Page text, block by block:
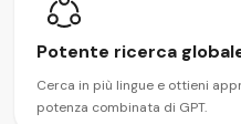
Potente ricerca
Cerca in più lingue e ottieni
potenza combinata di GPT.